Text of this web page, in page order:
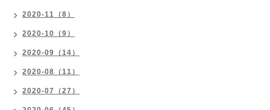
2020-11（8）
2020-10（9）
2020-09（14）
2020-08（11）
2020-07（27）